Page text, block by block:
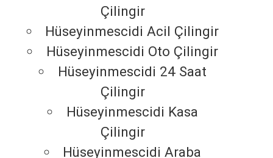
Çilingir
Hüseyinmescidi Acil Çilingir
Hüseyinmescidi Oto Çilingir
Hüseyinmescidi 24 Saat
Çilingir
Hüseyinmescidi Kasa
Çilingir
Hüseyinmescidi Araba